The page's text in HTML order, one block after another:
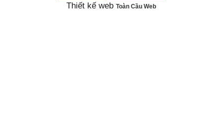
Thiết kế web Toàn Cầu Web